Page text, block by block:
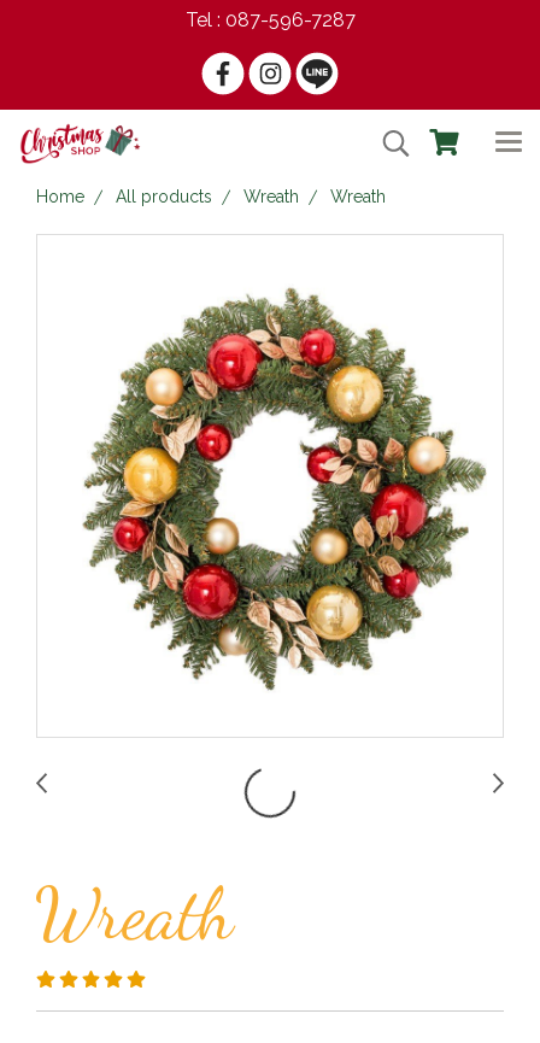
Tel : 087-596-7287
Home All products Wreath Wreath
Wreath